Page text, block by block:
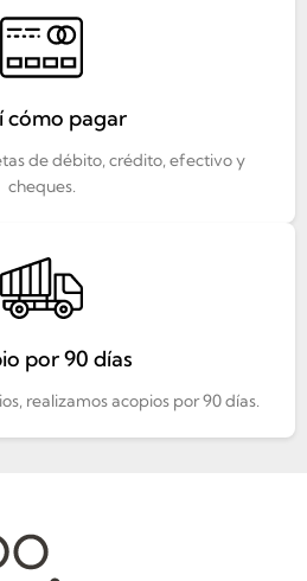
cómo pagar
de débito, crédito, efectivo y
cheques.
por 90 días
realizamos acopios por 90 días.